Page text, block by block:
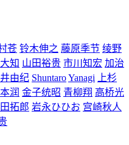
苍 铃木伸之 藤原季节 绫野
知 山田裕贵 市川知宏 加治
由纪 ShuntaroYanagi 上杉
润 金子统昭 青柳翔 高桥光
拓郎 岩永ひひお 宫崎秋人